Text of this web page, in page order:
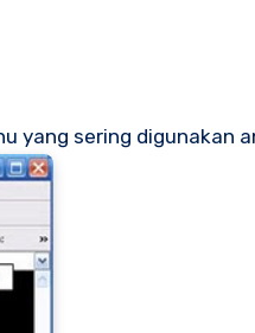
yang sering digunakan